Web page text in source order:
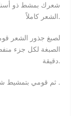
شعرك بمشط ذو
الشعر كاملاً.
لصبغ جذور الشعر
دقيقة.
ثم قومي بتمشيط شعرك بالتساوي ناحية أطراف الشعر .